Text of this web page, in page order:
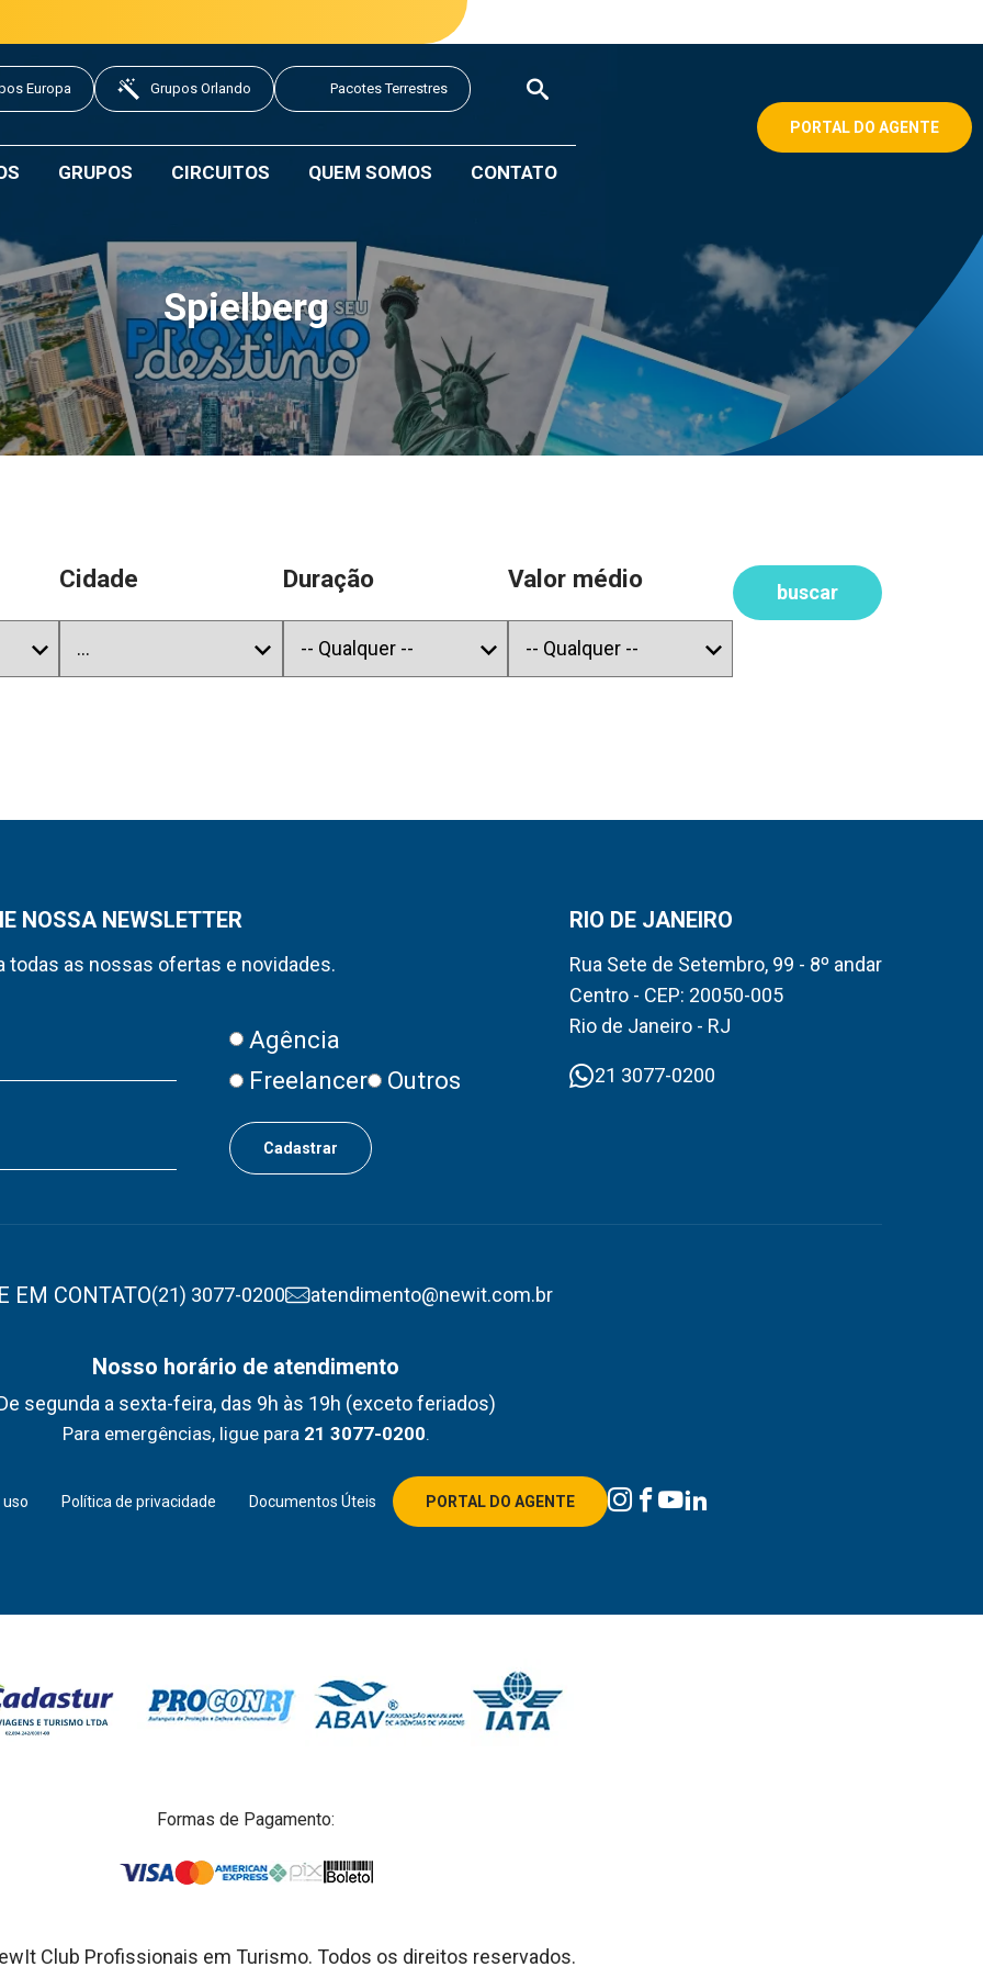
Europa Grupos Orlando Pacotes Terrestres
GRUPOS CIRCUITOS QUEM SOMOS CONTATO
PORTAL DO AGENTE
Spielberg
Cidade Duração Valor médio buscar
NOSSA NEWSLETTER
todas as nossas ofertas e novidades.
Agência
Freelancer
Outros
RIO DE JANEIRO
Rua Sete de Setembro, 99 - 8º andar
Centro - CEP: 20050-005
Rio de Janeiro - RJ
21 3077-0200
EM CONTATO(21) 3077-0200 atendimento@newit.com.br
Nosso horário de atendimento
segunda a sexta-feira, das 9h às 19h (exceto feriados)
Para emergências, ligue para 21 3077-0200.
Política de privacidade Documentos Úteis PORTAL DO AGENTE
Formas de Pagamento:
Club Profissionais em Turismo. Todos os direitos reservados.